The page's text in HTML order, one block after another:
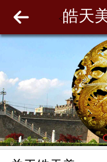
<皓天